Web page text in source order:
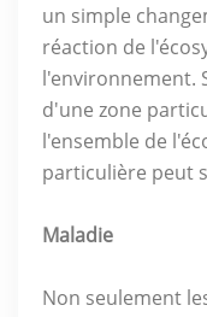
un simple
réaction de
l'environnement.
d'une zone
l'ensemble de
particulière peut
Maladie
Non seulement